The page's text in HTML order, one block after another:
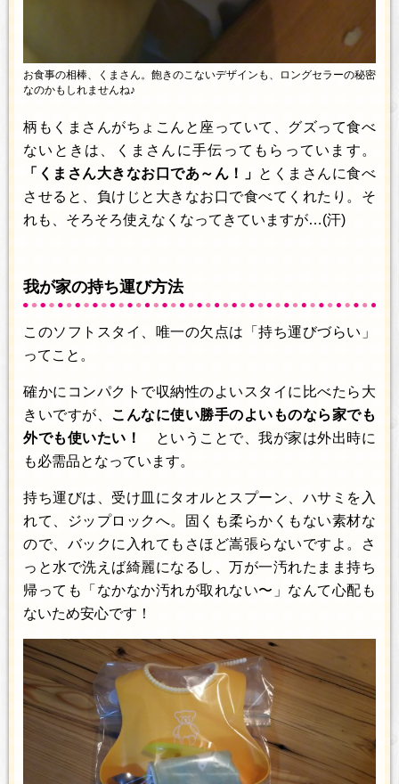
お食事の相棒、くまさん。飽きのこないデザインも、ロングセラーの秘密
なのかもしれませんね♪
柄もくまさんがちょこんと座っていて、グズって食べ
ないときは、くまさんに手伝ってもらっています。
「くまさん大きなお口であ～ん！」 とくまさんに食べ
させると、負けじと大きなお口で食べてくれたり。そ
れも、そろそろ使えなくなってきていますが…(汗)
我が家の持ち運び方法
このソフトスタイ、唯一の欠点は「持ち運びづらい」
ってこと。
確かにコンパクトで収納性のよいスタイに比べたら大
きいですが、 こんなに使い勝手のよいものなら家でも
外でも使いたい！
ということで、我が家は外出時に
も必需品となっています。
持ち運びは、受け皿にタオルとスプーン、ハサミを入
れて、ジップロックへ。固くも柔らかくもない素材な
ので、バックに入れてもさほど嵩張らないですよ。さ
っと水で洗えば綺麗になるし、万が一汚れたまま持ち
帰っても「なかなか汚れが取れない〜」なんて心配も
ないため安心です！